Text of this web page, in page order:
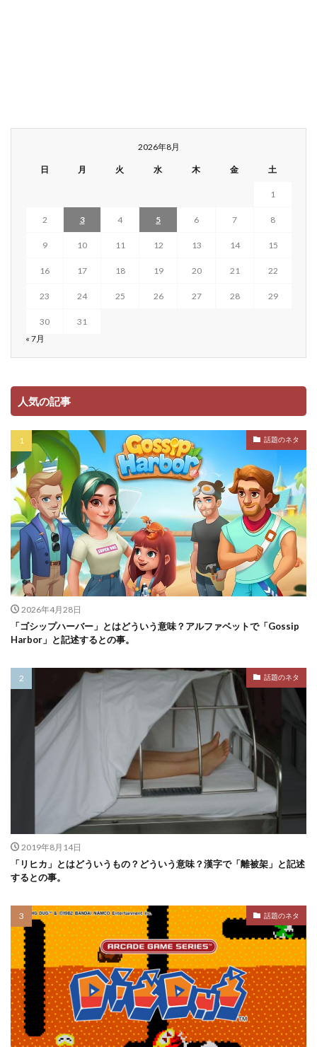
2026年8月
日 月 火 水 木 金 土
1
2 3 4 5 6 7 8
9 10 11 12 13 14 15
16 17 18 19 20 21 22
23 24 25 26 27 28 29
30
31
« 7月
人気の記事
話題のネタ
2026年4月28日
「ゴシップハーバー」とはどういう意味？アルファベットで「Gossip
Harbor」と記述するとの事。
話題のネタ
2019年8月14日
「リヒカ」とはどういうもの？どういう意味？漢字で「離被架」と記述
するとの事。
話題のネタ